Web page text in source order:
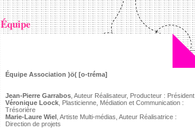
Équipe
Équipe Association )ö( [o-tréma]
Jean-Pierre Garrabos , Auteur Réalisateur, Producteur : Président
Véronique Loock , Plasticienne, Médiation et Communication :
Trésorière
Marie-Laure Wiel , Artiste Multi-médias, Auteur Réalisatrice :
Direction de projets